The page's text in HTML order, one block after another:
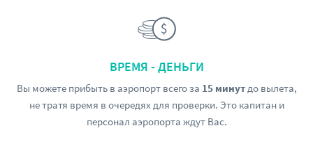
ВРЕМЯ - ДЕНЬГИ
Вы можете прибыть в аэропорт всего за 15 минутдо вылета,
не тратя время в очередях для проверки. Это капитан и
персонал аэропорта ждут Вас.